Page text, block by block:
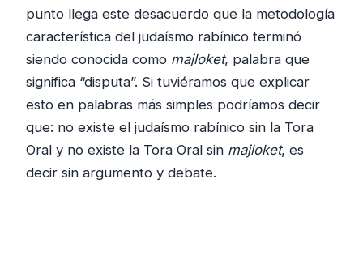
punto llega este desacuerdo que la metodología
característica del judaísmo rabínico terminó
siendo conocida como majloket, palabra que
significa “disputa”. Si tuviéramos que explicar
esto en palabras más simples podríamos decir
que: no existe el judaísmo rabínico sin la Tora
Oral y no existe la Tora Oral sin majloket, es
decir sin argumento y debate.